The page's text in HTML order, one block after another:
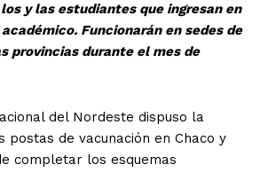
y las estudiantes que ingresan en
Funcionarán en sedes de
provincias durante el mes de
del Nordeste dispuso la
postas de vacunación en Chaco y
completar los esquemas